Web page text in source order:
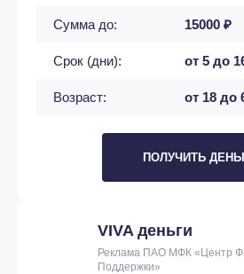
Сумма до: 15000 ₽
Срок (дни): от 5 до
Возраст: от 18 до
ПОЛУЧИТЬ
VIVA деньги
Реклама ПАО МФК «Центр
Поддержки»